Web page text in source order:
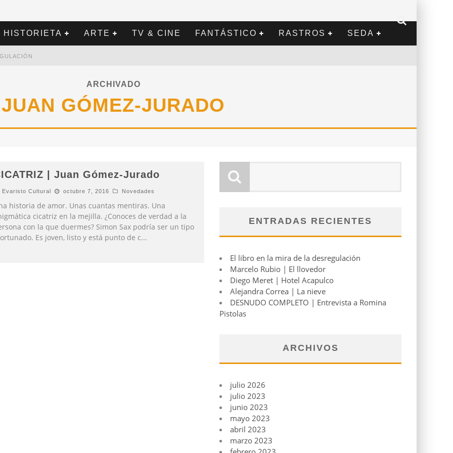
HISTORIETA ARTE TV & CINE FANTÁSTICO RASTROS SEDA
ARCHIVADO
JUAN GÓMEZ-JURADO
| Juan Gómez-Jurado
Evaristo Cultural octubre 7, 2016 Novedades
historia de amor. Unas cuantas mentiras. Una
cicatriz en la mejilla. ¿Conoces de verdad a la
con la que duermes? Simon Sax podría ser un tipo
Es joven, listo y está punto de c...
ENTRADAS RECIENTES
El libro en la mira de la desregulación
Marcelo Rubio | El llovedor
Diego Meret | Hotel Acapulco
Alejandra Correa | La nieve
DESNUDO COMPLETO | Entrevista a Romina
Pistolas
ARCHIVOS
julio 2026
julio 2023
junio 2023
mayo 2023
abril 2023
marzo 2023